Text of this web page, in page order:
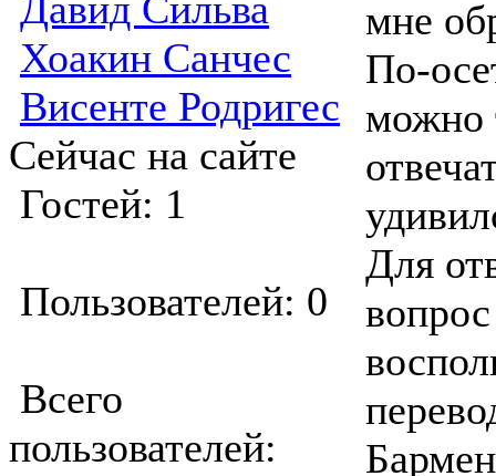
Хоакин Санчес
Висенте Родригес
Сейчас на сайте
Гостей: 1
Пользователей: 0
Всего
пользователей:
мне
По-
можно
Для